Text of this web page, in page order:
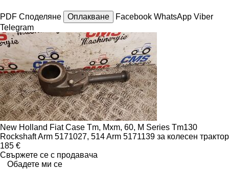
PDF Споделяне Оплакване Facebook WhatsApp Viber
Telegram
New Holland Fiat Case Tm, Mxm, 60, M Series Tm130
Rockshaft Arm 5171027, 514 Arm 5171139 за колесен трактор
185 €
Свържете се с продавача
Обадете ми се